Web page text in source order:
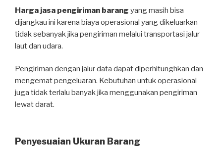
Harga jasa pengiriman barang yang masih bisa
dijangkau ini karena biaya operasional yang dikeluarkan
tidak sebanyak jika pengiriman melalui transportasi jalur
laut dan udara.
Pengiriman dengan jalur data dapat diperhitunghkan dan
mengemat pengeluaran. Kebutuhan untuk operasional
juga tidak terlalu banyak jika menggunakan pengiriman
lewat darat.
Penyesuaian Ukuran Barang